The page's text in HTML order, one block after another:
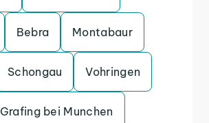
Bebra Montabaur
Schongau Vohringen
Grafing bei Munchen